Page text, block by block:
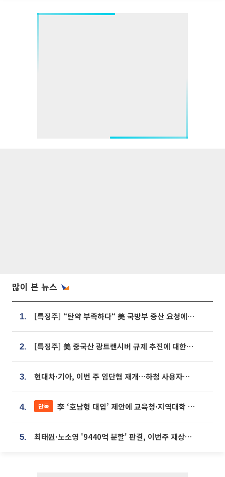
많이 본 뉴스
1. [특징주] “탄약 부족하다“ 美 국방부 증산 요청에⋯국내 방산주 급등세
2. [특징주] 美 중국산 광트랜시버 규제 추진에 대한광통신 등 광통신株 강세
3. 현대차·기아, 이번 주 임단협 재개…하청 사용자성 재심도 ‘변수’
4. 단독 李 ‘호남형 대입’ 제안에 교육청·지역대학 서·논술형 입시 연계 '착수'
5. 최태원·노소영 '9440억 분할' 판결, 이번주 재상고 여부 주목